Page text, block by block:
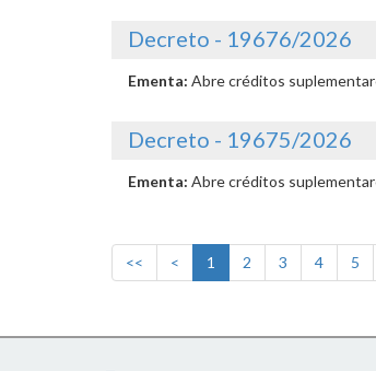
Decreto - 19676/2026
Ementa: Abre créditos
Decreto - 19675/2026
Ementa: Abre créditos
<< < 1 2 3 4 5